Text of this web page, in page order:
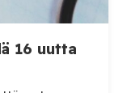
16 uutta